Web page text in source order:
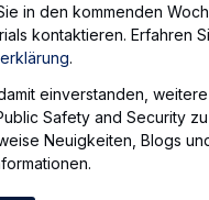
in den kommenden
kontaktieren. Erfahren
.
einverstanden,
Safety and Security zu
Neuigkeiten, Blogs